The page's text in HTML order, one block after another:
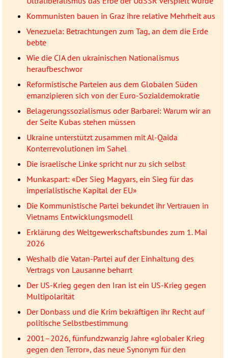
Kommunisten bauen in Graz ihre relative Mehrheit aus
Venezuela: Betrachtungen zum Tag, an dem die Erde
bebte
Wie die CIA den ukrainischen Nationalismus
heraufbeschwor
Reformistische Parteien aus dem Globalen Süden
emanzipieren sich von der Euro-Sozialdemokratie
Belagerungssozialismus oder Barbarei: Warum wir an
der Seite Kubas stehen müssen
Ukraine unterstützt zusammen mit Al-Qaida
Konterrevolutionen im Sahel
Die israelische Linke spricht nur zu sich selbst
Munkaspart: «Der Sieg Magyars, ein Sieg für das
imperialistische Kapital der EU»
Die Kommunistische Partei bekundet ihr Vertrauen in
Vietnams Entwicklungsmodell
Erklärung des Weltgewerkschaftsbundes zum 1. Mai
2026
Weshalb die Vatan-Partei auf der Einhaltung des
Vertrags von Lausanne beharrt
Der US-Krieg gegen den Iran ist ein US-Krieg gegen
Multipolarität
Der Donbass und die Krim bekräftigen ihr Recht auf
politische Selbstbestimmung
2001–2026, fünfundzwanzig Jahre «globaler Krieg
gegen den Terror», das neue Synonym für den